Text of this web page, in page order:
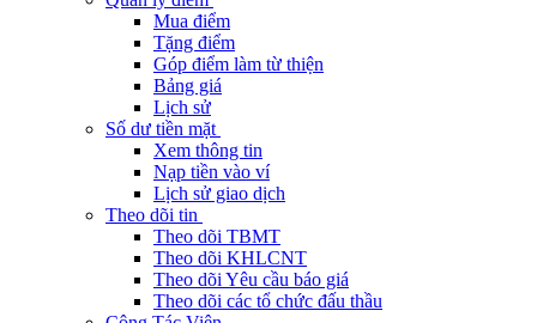
Mua điểm
Tặng điểm
Góp điểm làm từ thiện
Bảng giá
Lịch sử
Số dư tiền mặt
Xem thông tin
Nạp tiền vào ví
Lịch sử giao dịch
Theo dõi tin
Theo dõi TBMT
Theo dõi KHLCNT
Theo dõi Yêu cầu báo giá
Theo dõi các tổ chức đấu thầu